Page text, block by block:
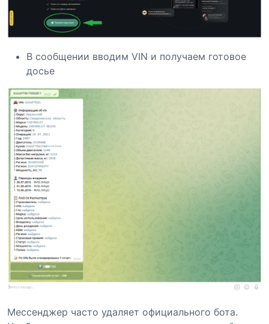
В сообщении вводим VIN и получаем готовое
досье
Мессенджер часто удаляет официального бота.